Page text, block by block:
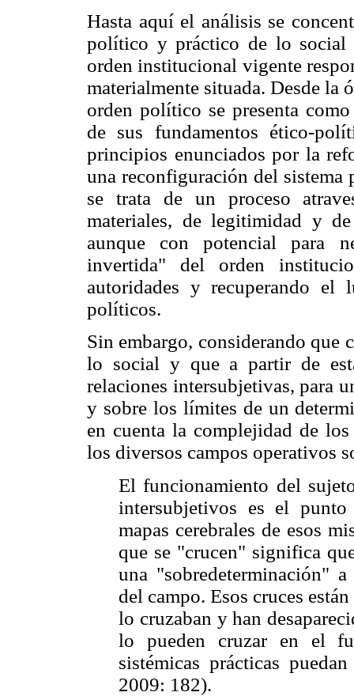
Hasta aquí el análisis se
político y práctico de lo social
orden institucional vigente
materialmente situada. Desde la
orden político se presenta
de sus fundamentos ético-
principios enunciados por la
una reconfiguración del
se trata de un proceso
materiales, de legitimidad y
aunque con potencial para
invertida" del orden
autoridades y recuperando el
políticos.
Sin embargo, considerando que
lo social y que a partir de
relaciones intersubjetivas, para
y sobre los límites de un
en cuenta la complejidad de
los diversos campos operativos
El funcionamiento del
intersubjetivos es el
mapas cerebrales de esos
que se "crucen" significa
una "sobredeterminación"
del campo. Esos cruces
lo cruzaban y han
lo pueden cruzar en el
sistémicas prácticas
2009: 182).